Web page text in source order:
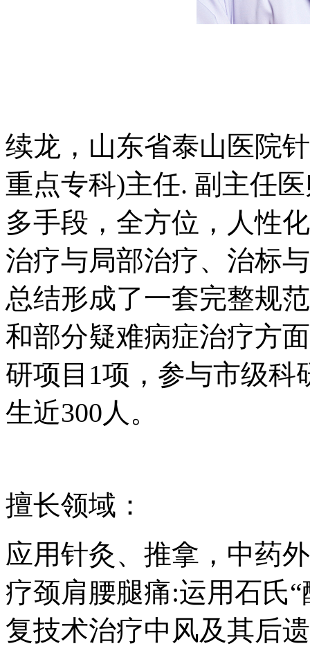
续龙， 山东省泰山医院
重点专科)主任. 副主任
多手段，全方位，人性
治疗与局部治疗、治标
总结形成了一套完整规
和部分疑难病症治疗方
研项目1项，参与市级科
生近300人。
擅长领域：
应用针灸、推拿，中药
疗颈肩腰腿痛:运用石氏
复技术治疗中风及其后